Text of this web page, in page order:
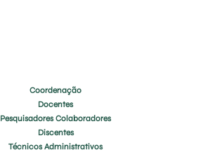
Coordenação
Docentes
Pesquisadores Colaboradores
Discentes
Técnicos Administrativos